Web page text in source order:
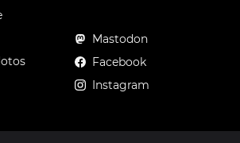
Mastodon
Facebook
Instagram